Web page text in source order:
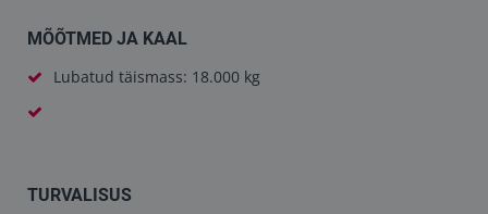
MÕÕTMED JA KAAL
Lubatud täismass: 18.000 kg
TURVALISUS